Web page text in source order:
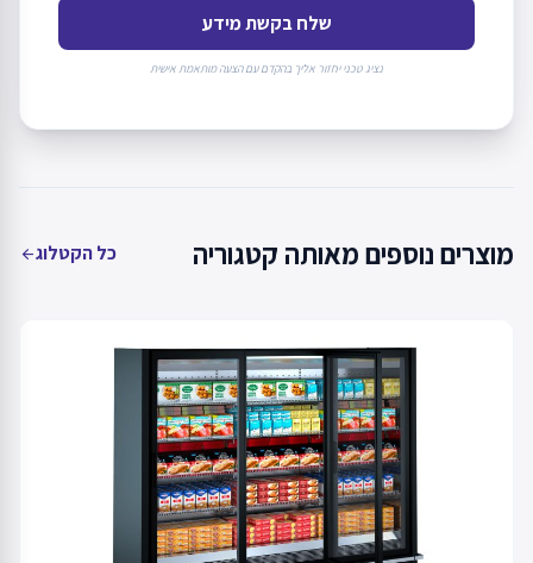
שלח בקשת מידע
נציג טכני יחזור אליך בהקדם עם הצעה מותאמת אישית
מוצרים נוספים מאותה קטגוריה כל הקטלוגarrow_back